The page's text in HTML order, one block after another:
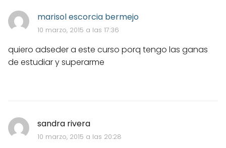
marisol escorcia bermejo
10 marzo, 2015 a las 17:36
quiero adseder a este curso porq tengo las ganas
de estudiar y superarme
sandra rivera
10 marzo, 2015 a las 20:28